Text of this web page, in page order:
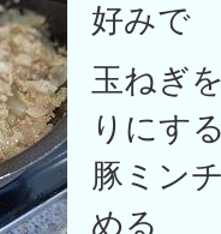
好みで
玉ねぎ
りにす
豚ミン
める